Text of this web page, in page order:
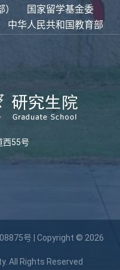
国家留学基金委
中华人民共和国教育部
西55号
号 | Copyright © 2026
All Rights Reserved